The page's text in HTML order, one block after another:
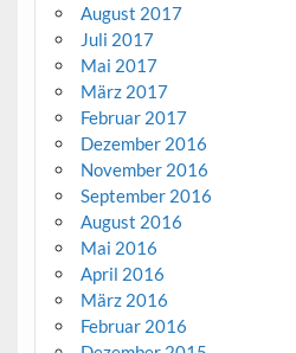
August 2017
Juli 2017
Mai 2017
März 2017
Februar 2017
Dezember 2016
November 2016
September 2016
August 2016
Mai 2016
April 2016
März 2016
Februar 2016